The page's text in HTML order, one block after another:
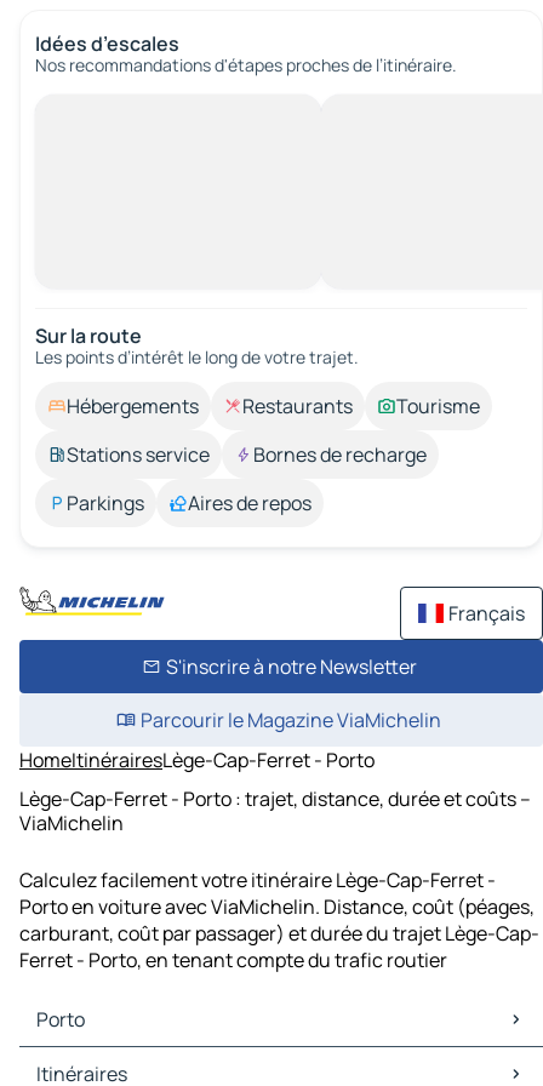
Idées d’escales
Nos recommandations d'étapes proches de l’itinéraire.
Sur la route
Les points d’intérêt le long de votre trajet.
Hébergements Restaurants
Tourisme
Stations service
Bornes de recharge
Parkings
Aires de repos
Français
S'inscrire à notre Newsletter
Parcourir le Magazine ViaMichelin
HomeItinérairesLège-Cap-Ferret - Porto
Lège-Cap-Ferret - Porto : trajet, distance, durée et coûts –
ViaMichelin
Calculez facilement votre itinéraire Lège-Cap-Ferret -
Porto en voiture avec ViaMichelin. Distance, coût (péages,
carburant, coût par passager) et durée du trajet Lège-Cap-
Ferret - Porto, en tenant compte du trafic routier
Porto
Porto Cartes et plans
Itinéraires